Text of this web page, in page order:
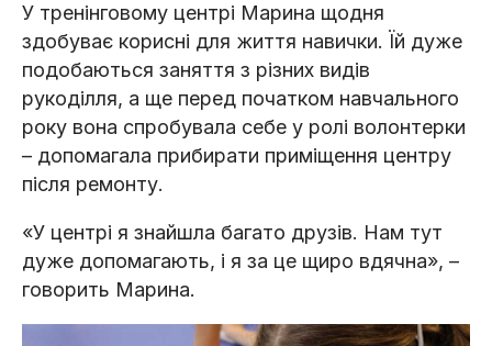
У тренінговому центрі Марина щодня
здобуває корисні для життя навички. Їй дуже
подобаються заняття з різних видів
рукоділля, а ще перед початком навчального
року вона спробувала себе у ролі волонтерки
– допомагала прибирати приміщення центру
після ремонту.
«У центрі я знайшла багато друзів. Нам тут
дуже допомагають, і я за це щиро вдячна», –
говорить Марина.